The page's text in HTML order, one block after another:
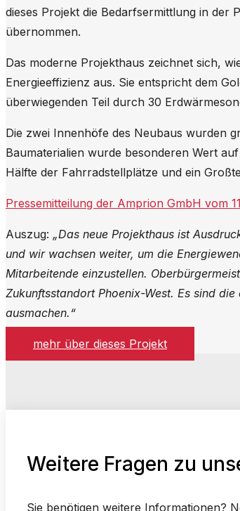
dieses Projekt die Bedarfsermittlung in der
übernommen.
Das moderne Projekthaus zeichnet sich,
Energieeffizienz aus. Sie entspricht dem
überwiegenden Teil durch 30
Die zwei Innenhöfe des Neubaus wurden
Baumaterialien wurde besonderen Wert
Hälfte der Fahrradstellplätze und ein
Pressemitteilung der Amprion GmbH vom
Auszug: „Das neue Projekthaus ist
und wir wachsen weiter, um die
Mitarbeitende einzustellen.
Zukunftsstandort Phoenix-West. Es sind
ausmachen.“
mehr über dieses Projekt
Weitere Fragen zu
Sie benötigen weitere Informationen?